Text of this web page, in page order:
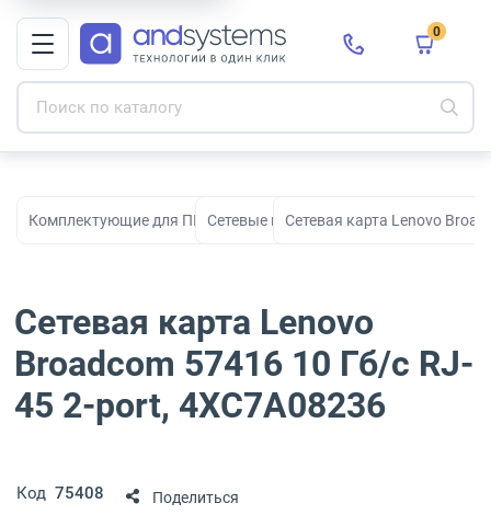
0
Комплектующие для ПК, сборки и модернизации
Сетевые картыСетевая карта Lenovo
Сетевая карта Lenovo
Broadcom 57416 10 Гб/с RJ-
45 2-port, 4XC7A08236
Код 75408 Поделиться